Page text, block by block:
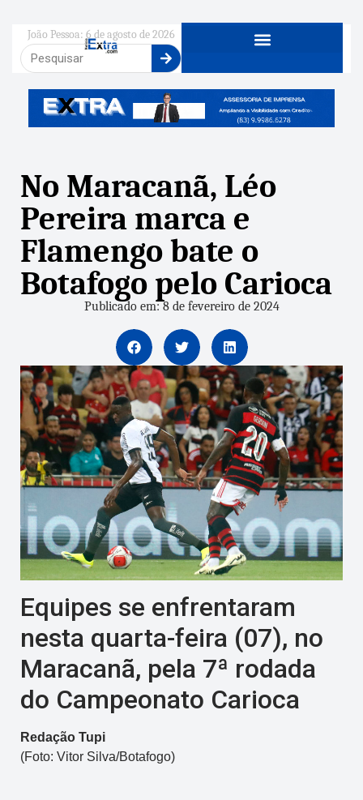
João Pessoa: 6 de agosto de 2026
No Maracanã, Léo
Pereira marca e
Flamengo bate o
Botafogo pelo Carioca
Publicado em: 8 de fevereiro de 2024
Equipes se enfrentaram
nesta quarta-feira (07), no
Maracanã, pela 7ª rodada
do Campeonato Carioca
Redação Tupi
(Foto: Vitor Silva/Botafogo)